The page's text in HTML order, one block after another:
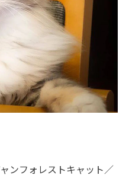
ンフォレストキャット／